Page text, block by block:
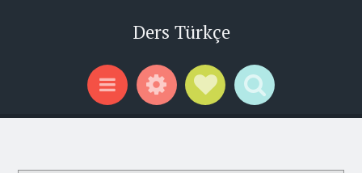
Ders Türkçe
Menu WidgetsSocial Links
Search